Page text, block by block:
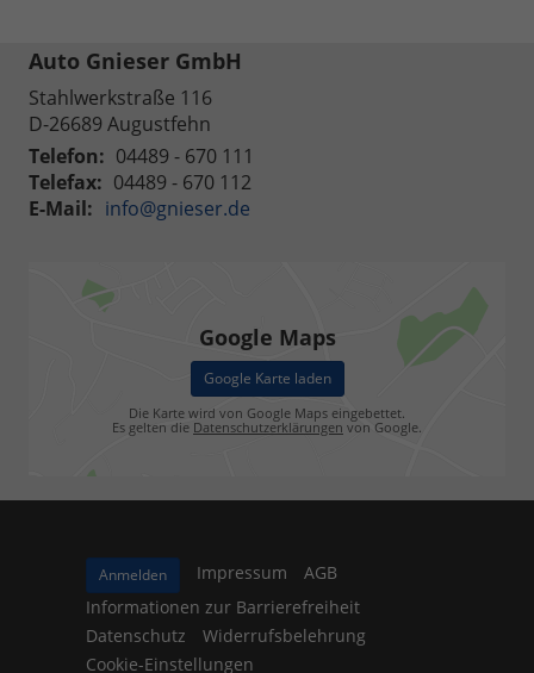
Auto Gnieser GmbH
Stahlwerkstraße 116
D-26689 Augustfehn
Telefon: 04489 - 670 111
Telefax: 04489 - 670 112
E-Mail: info@gnieser.de
Google Maps
Google Karte laden
Die Karte wird von Google Maps eingebettet.
Es gelten die Datenschutzerklärungen von Google.
Anmelden Impressum
AGB
Informationen zur Barrierefreiheit
Datenschutz
Widerrufsbelehrung
Cookie-Einstellungen